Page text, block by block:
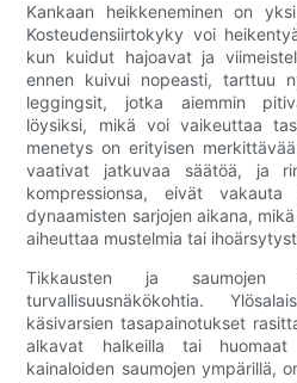
Kankaan heikkeneminen on
Kosteudensiirtokyky voi
kun kuidut hajoavat ja
ennen kuivui nopeasti, tarttuu
leggingsit, jotka aiemmin
löysiksi, mikä voi vaikeuttaa
menetys on erityisen
vaativat jatkuvaa säätöä, ja
kompressionsa, eivät
dynaamisten sarjojen aikana,
aiheuttaa mustelmia tai
Tikkausten ja
turvallisuusnäkökohtia.
käsivarsien tasapainotukset
alkavat halkeilla tai
kainaloiden saumojen ympärillä,